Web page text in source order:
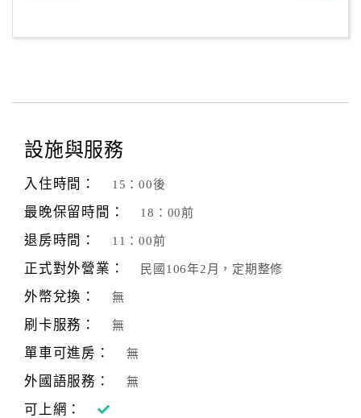
設施與服務
入住時間： 15：00後
最晚保留時間： 18：00前
退房時間： 11：00前
正式對外營業： 民國106年2月，定期整修
外幣兌換： 無
刷卡服務： 無
單車可進房： 無
外國語服務： 無
可上網：